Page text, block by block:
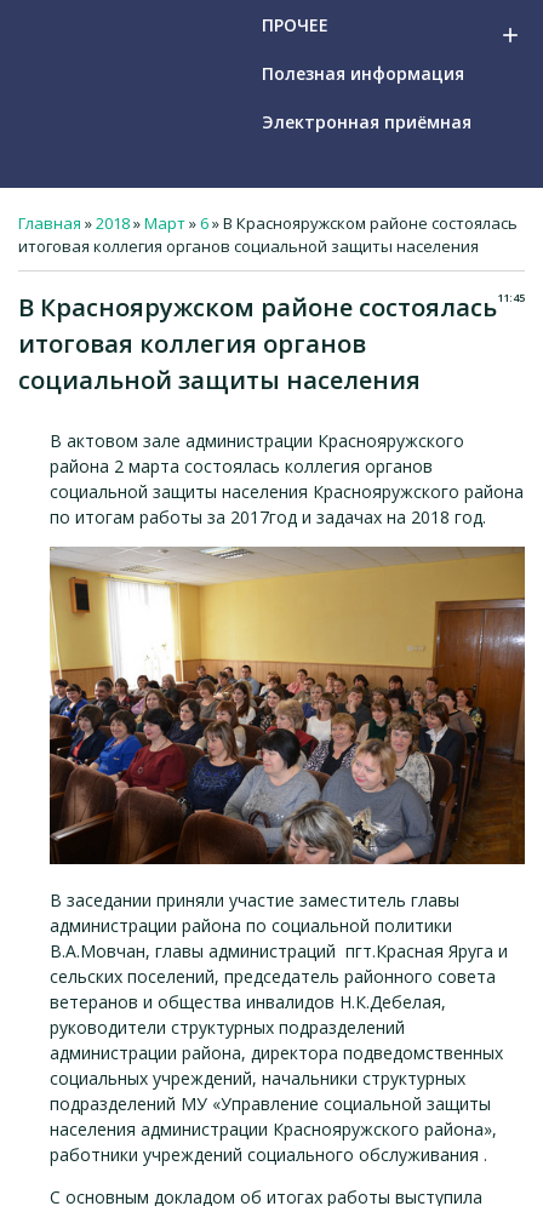
ПРОЧЕЕ add
Полезная информация
Электронная приёмная
Главная »2018»Март»6» В Краснояружском районе состоялась
итоговая коллегия органов социальной защиты населения
11:45
В Краснояружском районе состоялась
итоговая коллегия органов
социальной защиты населения
В актовом зале администрации Краснояружского
района 2 марта состоялась коллегия органов
социальной защиты населения Краснояружского района
по итогам работы за 2017год и задачах на 2018 год.
В заседании приняли участие заместитель главы
администрации района по социальной политики
В.А.Мовчан, главы администраций пгт.Красная Яруга и
сельских поселений, председатель районного совета
ветеранов и общества инвалидов Н.К.Дебелая,
руководители структурных подразделений
администрации района, директора подведомственных
социальных учреждений, начальники структурных
подразделений МУ «Управление социальной защиты
населения администрации Краснояружского района»,
работники учреждений социального обслуживания .
С основным докладом об итогах работы выступила